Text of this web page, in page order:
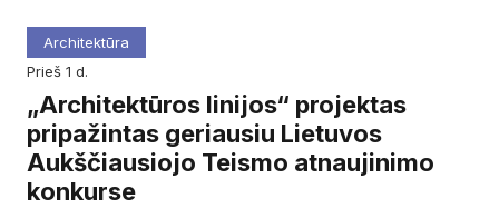
Architektūra
prieš 1 d.
„Architektūros linijos“ projektas
pripažintas geriausiu Lietuvos
Aukščiausiojo Teismo atnaujinimo
konkurse